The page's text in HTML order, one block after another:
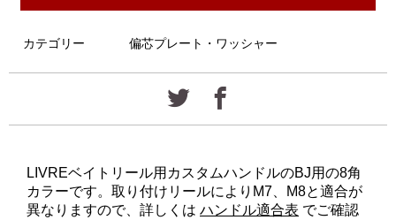
カテゴリー 偏芯プレート・ワッシャー
LIVREベイトリール用カスタムハンドルのBJ用の8角
カラーです。取り付けリールによりM7、M8と適合が
異なりますので、詳しくは ハンドル適合表 でご確認